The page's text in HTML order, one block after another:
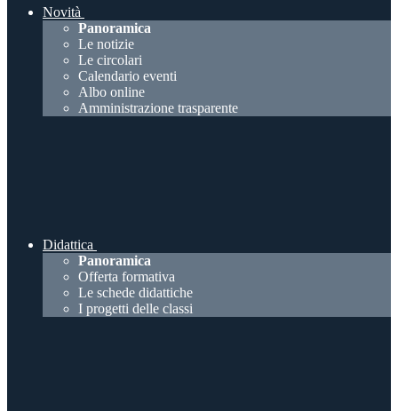
Novità
Panoramica
Le notizie
Le circolari
Calendario eventi
Albo online
Amministrazione trasparente
Didattica
Panoramica
Offerta formativa
Le schede didattiche
I progetti delle classi